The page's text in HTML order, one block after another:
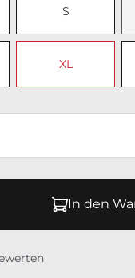
S
XL
In den